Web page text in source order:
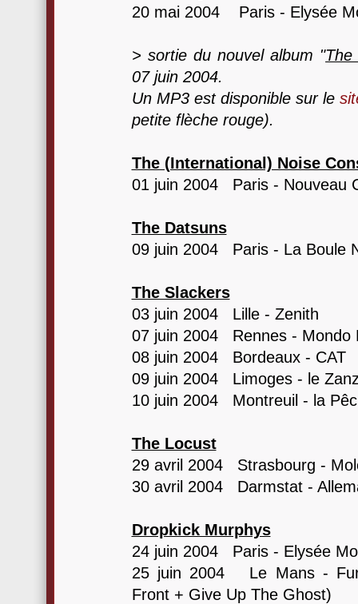
20 mai 2004 Paris - Elysée
> sortie du nouvel album "The
07 juin 2004.
Un MP3 est disponible sur le
petite flèche rouge).
The (International) Noise
01 juin 2004 Paris - Nouveau
The Datsuns
09 juin 2004 Paris - La Boule
The Slackers
03 juin 2004 Lille - Zenith
07 juin 2004 Rennes - Mondo
08 juin 2004 Bordeaux - CAT
09 juin 2004 Limoges - le
10 juin 2004 Montreuil - la
The Locust
29 avril 2004 Strasbourg -
30 avril 2004 Darmstat -
Dropkick Murphys
24 juin 2004 Paris - Elysée
25 juin 2004 Le Mans -
Front + Give Up The Ghost)